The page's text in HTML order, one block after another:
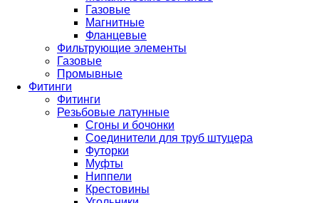
Газовые
Магнитные
Фланцевые
Фильтрующие элементы
Газовые
Промывные
Фитинги
Фитинги
Резьбовые латунные
Сгоны и бочонки
Соединители для труб штуцера
Футорки
Муфты
Ниппели
Крестовины